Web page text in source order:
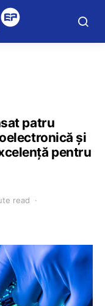
patru
și
pentru
read